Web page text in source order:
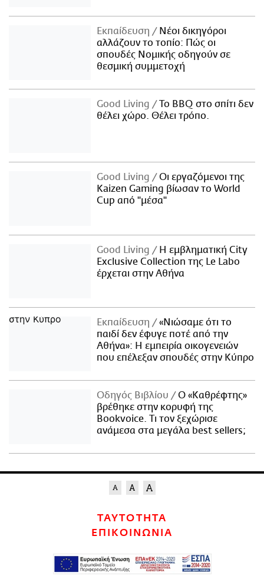
Εκπαίδευση
Νέοι δικηγόροι
αλλάζουν το τοπίο: Πώς οι
σπουδές Νομικής οδηγούν σε
θεσμική συμμετοχή
Good Living
Το BBQ στο σπίτι δεν
θέλει χώρο. Θέλει τρόπο.
Good Living
Οι εργαζόμενοι της
Kaizen Gaming βίωσαν το World
Cup από "μέσα"
Good Living
Η εμβληματική City
Exclusive Collection της Le Labo
έρχεται στην Αθήνα
Εκπαίδευση
«Νιώσαμε ότι το
παιδί δεν έφυγε ποτέ από την
Αθήνα»: Η εμπειρία οικογενειών
που επέλεξαν σπουδές στην Κύπρο
Οδηγός Βιβλίου
Ο «Καθρέφτης»
βρέθηκε στην κορυφή της
Bookvoice. Τι τον ξεχώρισε
ανάμεσα στα μεγάλα best sellers;
ΤΑΥΤΟΤΗΤΑ
ΕΠΙΚΟΙΝΩΝΙΑ